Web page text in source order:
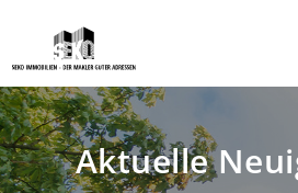
Aktuelle